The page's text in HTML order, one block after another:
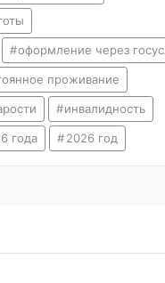
оформление через
проживание
инвалидность
года 2026 год